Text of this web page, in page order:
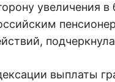
увеличения
выплаты